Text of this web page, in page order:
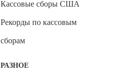
Кассовые сборы США
Рекорды по кассовым
сборам
РАЗНОЕ